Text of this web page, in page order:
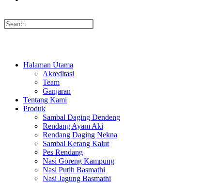
Halaman Utama
Akreditasi
Team
Ganjaran
Tentang Kami
Produk
Sambal Daging Dendeng
Rendang Ayam Aki
Rendang Daging Nekna
Sambal Kerang Kalut
Pes Rendang
Nasi Goreng Kampung
Nasi Putih Basmathi
Nasi Jagung Basmathi